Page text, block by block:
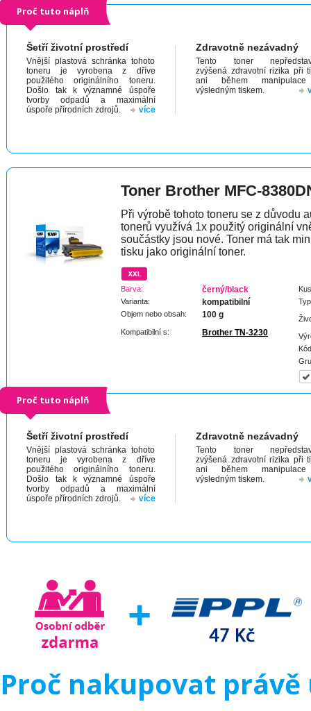
Proč tuto náplň
Šetří životní prostředí
Vnější plastová schránka tohoto
toneru je vyrobena z dříve
použitého originálního toneru.
Došlo tak k významné úspoře
tvorby odpadů a maximální
úspoře přírodních zdrojů.
více
Zdravotně nezávadný
Tento toner
zvýšená zdravotní rizika při
ani během
výsledným tiskem.
Toner Brother MFC-
Při výrobě tohoto toneru se z důvodu
tonerů využívá 1x použitý originální
součástky jsou nové. Toner má tak
tisku jako originální toner.
Barva: černý/black
Varianta: kompatibilní
Objem nebo obsah: 100 g
Kompatibilní s: Brother TN-3230
Proč tuto náplň
Šetří životní prostředí
Vnější plastová schránka tohoto
toneru je vyrobena z dříve
použitého originálního toneru.
Došlo tak k významné úspoře
tvorby odpadů a maximální
úspoře přírodních zdrojů.
více
Zdravotně nezávadný
Tento toner
zvýšená zdravotní rizika při
ani během
výsledným tiskem.
Proč nakupovat právě